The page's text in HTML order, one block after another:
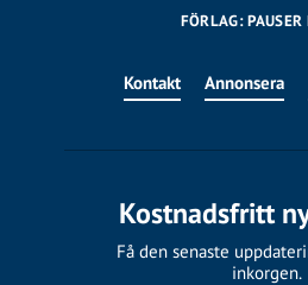
FÖRLAG: PAUSER
Kontakt Annonsera
Kostnadsfritt
Få den senaste
inkorgen.